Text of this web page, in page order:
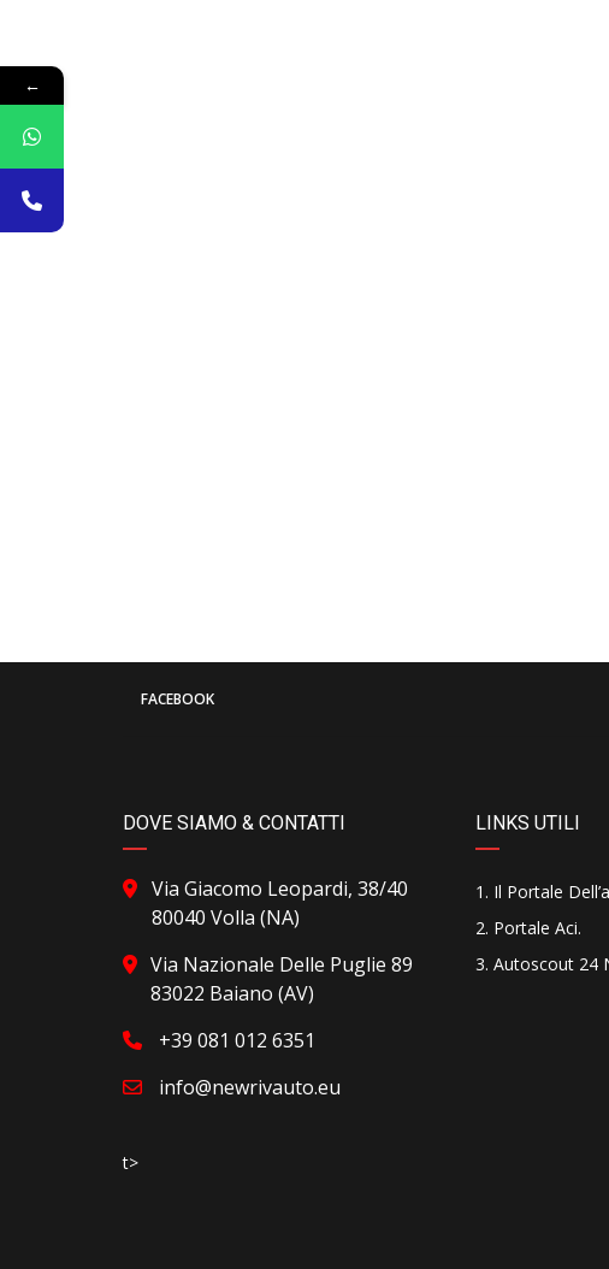
FACEBOOK
DOVE SIAMO & CONTATTI
Via Giacomo Leopardi, 38/40
80040 Volla (NA)
Via Nazionale Delle Puglie 89
83022 Baiano (AV)
+39 081 012 6351
info@newrivauto.eu
t>
LINKS UTILI
Il Portale
Portale Aci.
Autoscout 24
←